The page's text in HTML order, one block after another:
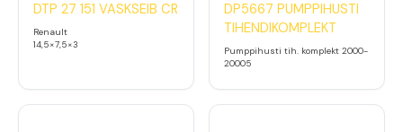
DTP 27 151 VASKSEIB CR
Renault
14,5×7,5×3
DP5667 PUMPPIHUSTI
TIHENDIKOMPLEKT
Pumppihusti tih. komplekt 2000-
20005